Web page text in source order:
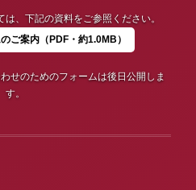
、下記の資料をご参照ください。
ご案内（PDF・約1.0MB）
せのためのフォームは後日公開しま
す。